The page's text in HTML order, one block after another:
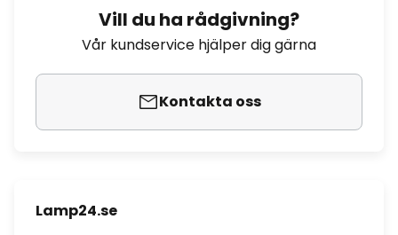
Vill du ha rådgivning?
Vår kundservice hjälper dig gärna
Kontakta oss
Lamp24.se